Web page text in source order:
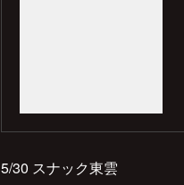
5/30 スナック東雲